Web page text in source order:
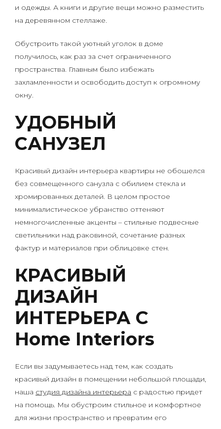
и одежды. А книги и другие вещи можно разместить
на деревянном стеллаже.
Обустроить такой уютный уголок в доме
получилось, как раз за счет ограниченного
пространства. Главным было избежать
захламленности и освободить доступ к огромному
окну.
УДОБНЫЙ
САНУЗЕЛ
Красивый дизайн интерьера квартиры не обошелся
без совмещенного санузла с обилием стекла и
хромированных деталей. В целом простое
минималистическое убранство оттеняют
немногочисленные акценты – стильные подвесные
светильники над раковиной, сочетание разных
фактур и материалов при облицовке стен.
КРАСИВЫЙ
ДИЗАЙН
ИНТЕРЬЕРА С
Home Interiors
Если вы задумываетесь над тем, как создать
красивый дизайн в помещении небольшой площади,
наша студия дизайна интерьера с радостью придет
на помощь. Мы обустроим стильное и комфортное
для жизни пространство и превратим его